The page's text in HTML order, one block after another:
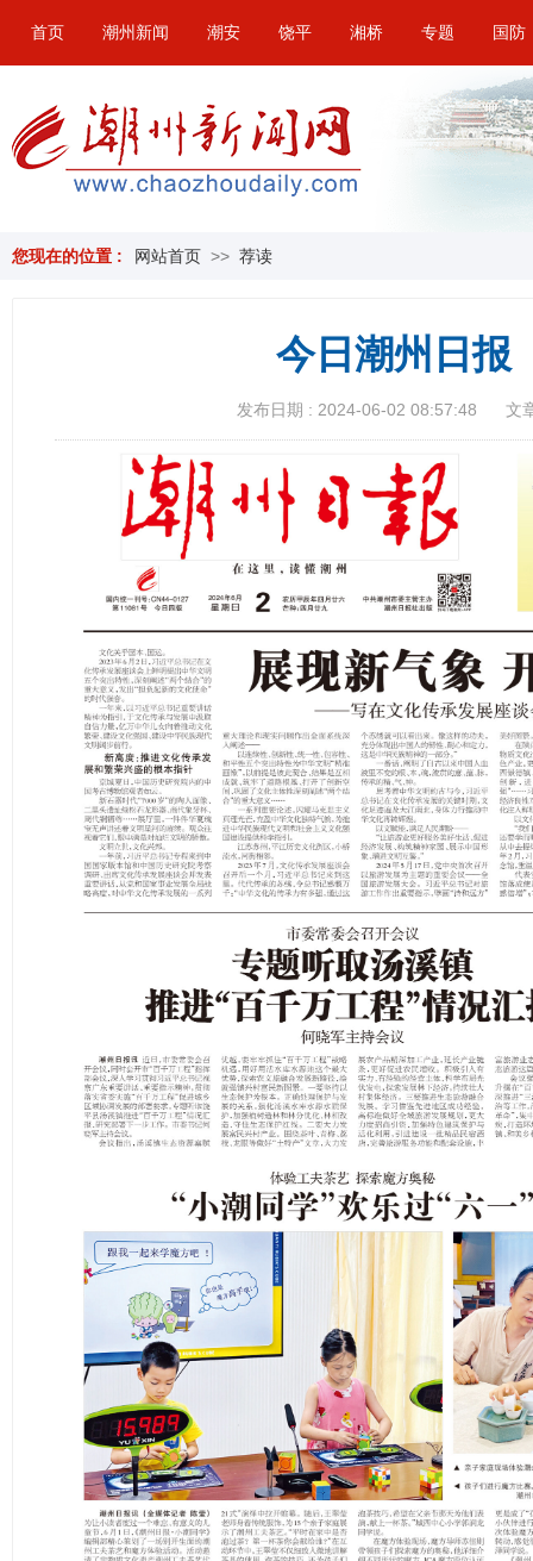
首页 潮州新闻 潮安 饶平 湘桥 专题 国防
您现在的位置 : 网站首页 >> 荐读
今日潮州日报
发布日期 : 2024-06-02 08:57:48 文